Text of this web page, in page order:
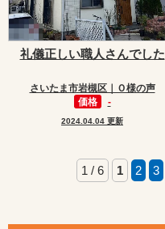
礼儀正しい職人さんでした
さいたま市岩槻区｜Ｏ様の声
価格
-
2024.04.04 更新
1 / 6 1 2 3